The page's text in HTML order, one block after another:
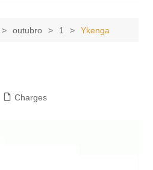
outubro 1 Ykenga
Charges